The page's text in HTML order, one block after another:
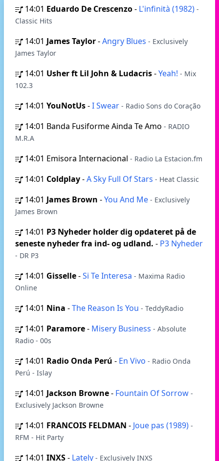
14:01 Eduardo De Crescenzo- L'infinità (1982) -
Classic Hits
14:01 James Taylor-Angry Blues - Exclusively
James Taylor
14:01 Usher ft Lil John & Ludacris-Yeah! - Mix
102.3
14:01 YouNotUs-I Swear - Radio Sons do Coração
14:01 Banda Fusiforme Ainda Te Amo - RADIO
M.R.A
14:01 Emisora Internacional - Radio La Estacion.fm
14:01 Coldplay-A Sky Full Of Stars - Heat Classic
14:01 James Brown -You And Me - Exclusively
James Brown
14:01 P3 Nyheder holder dig opdateret på de
seneste nyheder fra ind- og udland. - P3 Nyheder
- DR P3
14:01 Gisselle-Si Te Interesa - Maxima Radio
Online
14:01 Nina -The Reason Is You - TeddyRadio
14:01 Paramore- Misery Business - Absolute
Radio - 00s
14:01 Radio Onda Perú - En Vivo - Radio Onda
Perú - Islay
14:01 Jackson Browne- Fountain Of Sorrow -
Exclusively Jackson Browne
14:01 FRANCOIS FELDMAN - Joue pas (1989) -
RFM - Hit Party
14:01 INXS- Lately - Exclusively INXS